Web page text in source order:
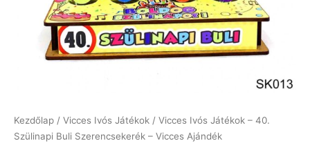
Kezdőlap / Vicces Ivós Játékok / Vicces Ivós Játékok – 40.
Szülinapi Buli Szerencsekerék – Vicces Ajándék